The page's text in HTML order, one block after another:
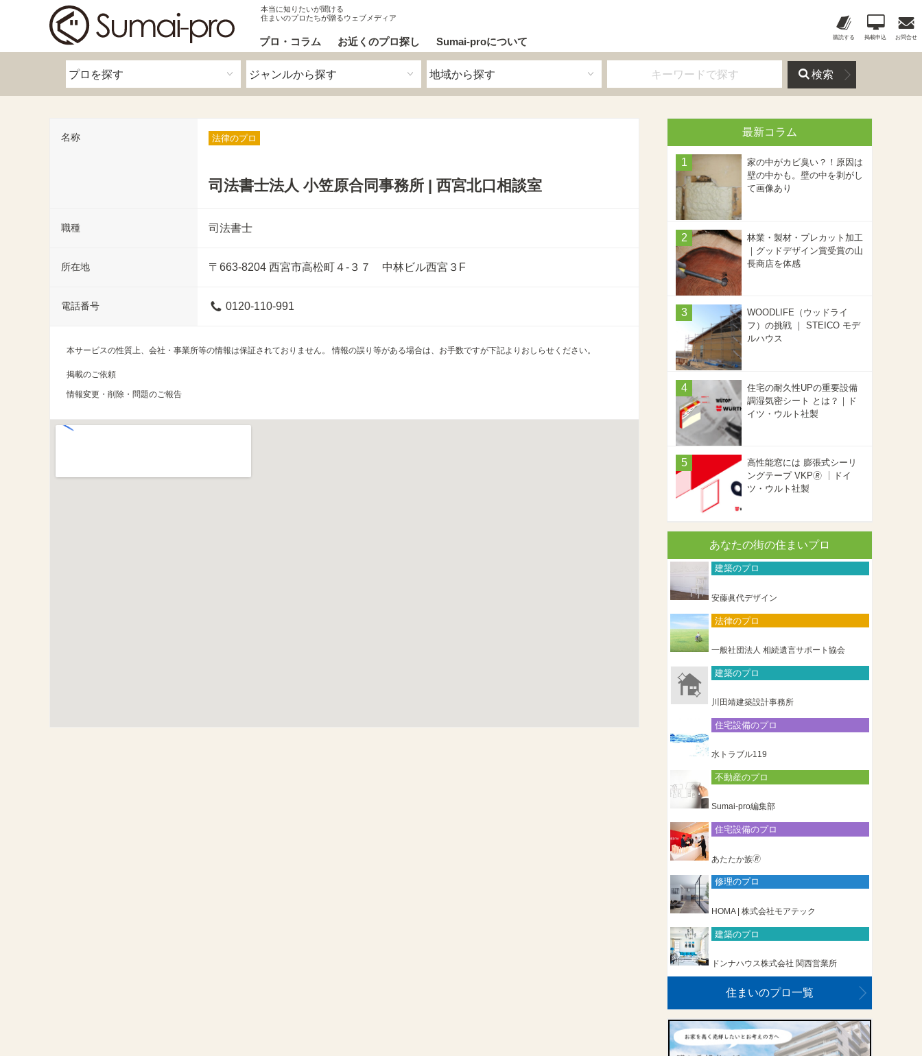
本当に知りたいが聞ける
住まいのプロたちが贈るウェブメディア
プロ・コラム お近くのプロ探し Sumai-proについて 購読する 掲載申込 お問合せ
検索
名称 法律のプロ
司法書士法人 小笠原合同事務所 | 西宮北口相談室
職種 司法書士
所在地 〒663-8204 西宮市高松町４-３７ 中林ビル西宮３F
電話番号 0120-110-991
本サービスの性質上、会社・事業所等の情報は保証されておりません。 情報の誤り等がある場合は、お手数ですが下記よりおしらせください。
掲載のご依頼
情報変更・削除・問題のご報告
最新コラム
家の中がカビ臭い？！原因は
壁の中かも。壁の中を剥がし
て画像あり
林業・製材・プレカット加工
｜グッドデザイン賞受賞の山
長商店を体感
WOODLIFE（ウッドライ
フ）の挑戦 ｜ STEICO モデ
ルハウス
住宅の耐久性UPの重要設備
調湿気密シート とは？｜ド
イツ・ウルト社製
高性能窓には 膨張式シーリ
ングテープ VKP🄬 ｜ドイ
ツ・ウルト社製
あなたの街の住まいプロ
建築のプロ
安藤眞代デザイン
法律のプロ
一般社団法人 相続遺言サポート協会
建築のプロ
川田靖建築設計事務所
住宅設備のプロ
水トラブル119
不動産のプロ
Sumai-pro編集部
住宅設備のプロ
あたたか族🄬
修理のプロ
HOMA | 株式会社モアテック
建築のプロ
ドンナハウス株式会社 関西営業所
住まいのプロ一覧